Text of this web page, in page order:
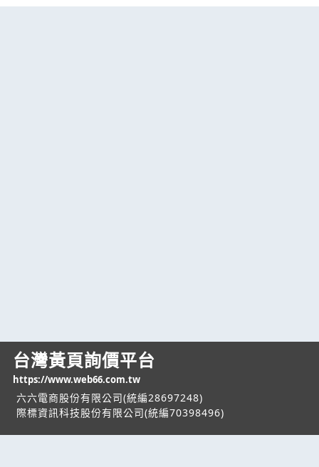
台灣黃頁詢價平台
https://www.web66.com.tw
六六電商股份有限公司(統編28697248)
際標資訊科技股份有限公司(統編70398496)